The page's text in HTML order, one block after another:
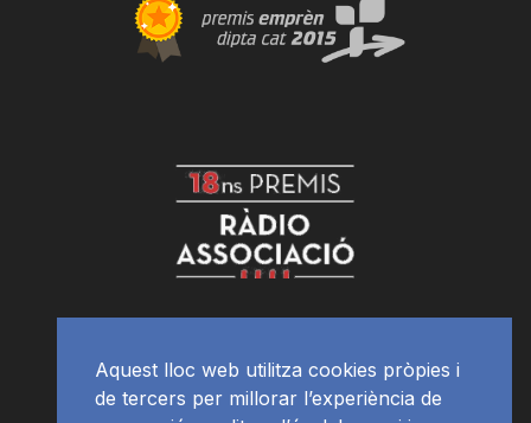
Aquest lloc web utilitza cookies pròpies i
de tercers per millorar l’experiència de